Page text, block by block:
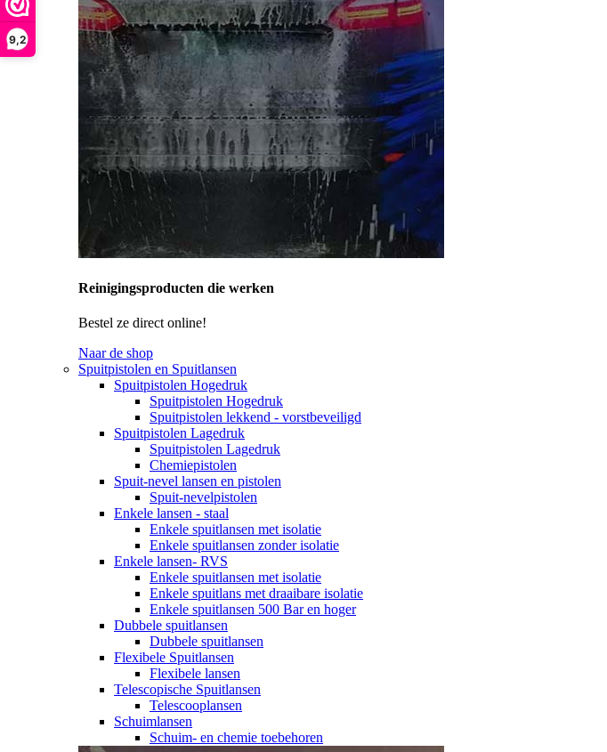
9,2
Reinigingsproducten die werken
Bestel ze direct online!
Naar de shop
Spuitpistolen en Spuitlansen
Spuitpistolen Hogedruk
Spuitpistolen Hogedruk
Spuitpistolen lekkend - vorstbeveiligd
Spuitpistolen Lagedruk
Spuitpistolen Lagedruk
Chemiepistolen
Spuit-nevel lansen en pistolen
Spuit-nevelpistolen
Enkele lansen - staal
Enkele spuitlansen met isolatie
Enkele spuitlansen zonder isolatie
Enkele lansen- RVS
Enkele spuitlansen met isolatie
Enkele spuitlans met draaibare isolatie
Enkele spuitlansen 500 Bar en hoger
Dubbele spuitlansen
Dubbele spuitlansen
Flexibele Spuitlansen
Flexibele lansen
Telescopische Spuitlansen
Telescooplansen
Schuimlansen
Schuim- en chemie toebehoren